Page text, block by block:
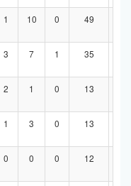
1 10 0 49
3 7 1 35
2 1 0 13
1 3 0 13
0 0 0 12